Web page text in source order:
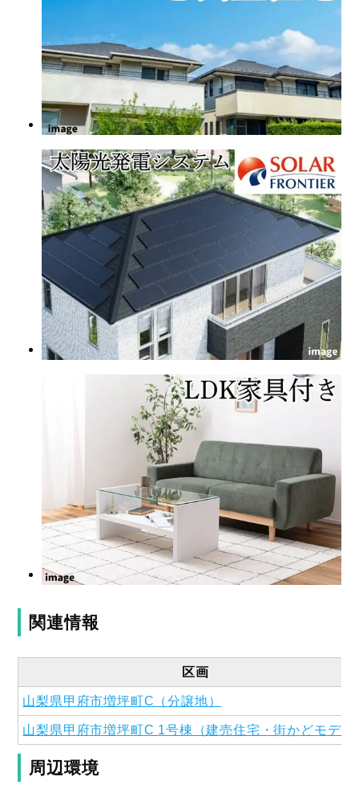
関連情報
区画
山梨県甲府市増坪町C（分譲地）
山梨県甲府市増坪町C 1号棟（建売住宅・街かどモデル
周辺環境